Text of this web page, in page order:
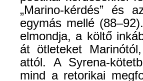
„Marino-kérdés” és
egymás mellé
elmondja, a költő
át ötleteket
attól. A Syrena-
mind a retorikai